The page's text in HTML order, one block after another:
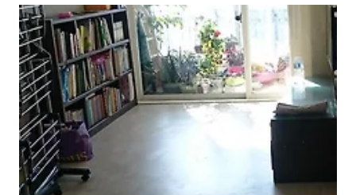
물을 활용한 2인 1조 시공상업공간 인테리어에서 도배 마감의 난이도를 결정
하는 가장 큰 요인은 바로 '천장 높이(천고)'입니다. 일반 주택의 천고는 보통
2.3m에서 2.4m 내외이지만, 사무실이나 매장 같은 상업시설은 대개 3m를
훌쩍 넘기기 마련입니다. 이번 시공 현장은 천고가 약 3.3m에 달하는 묘목..